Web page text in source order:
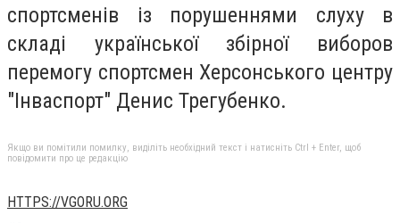
спортсменів із порушеннями слуху в
складі української збірної виборов
перемогу спортсмен Херсонського центру
"Інваспорт" Денис Трегубенко.
Якщо ви помітили помилку, виділіть необхідний текст і натисніть Ctrl + Enter, щоб
повідомити про це редакцію
HTTPS://VGORU.ORG